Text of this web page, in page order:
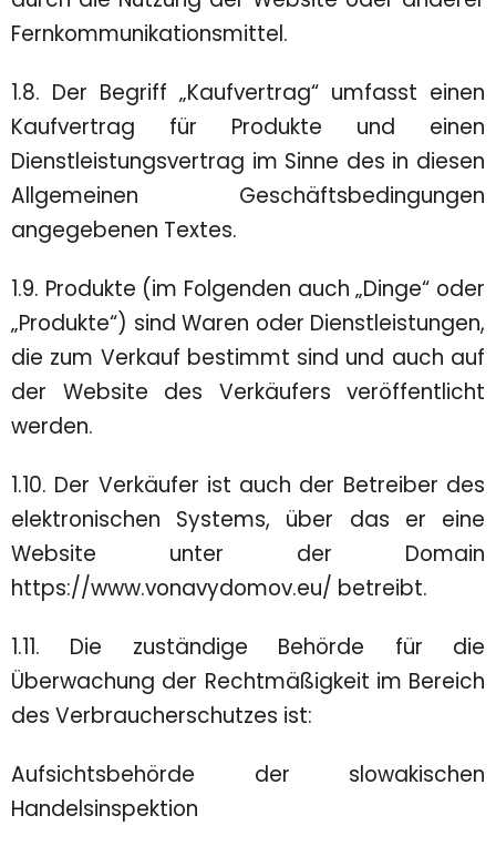
Fernkommunikationsmittel.
1.8. Der Begriff „Kaufvertrag“ umfasst einen
Kaufvertrag für Produkte und einen
Dienstleistungsvertrag im Sinne des in diesen
Allgemeinen Geschäftsbedingungen
angegebenen Textes.
1.9. Produkte (im Folgenden auch „Dinge“ oder
„Produkte“) sind Waren oder Dienstleistungen,
die zum Verkauf bestimmt sind und auch auf
der Website des Verkäufers veröffentlicht
werden.
1.10. Der Verkäufer ist auch der Betreiber des
elektronischen Systems, über das er eine
Website unter der Domain
https://www.vonavydomov.eu/ betreibt.
1.11. Die zuständige Behörde für die
Überwachung der Rechtmäßigkeit im Bereich
des Verbraucherschutzes ist:
Aufsichtsbehörde der slowakischen
Handelsinspektion